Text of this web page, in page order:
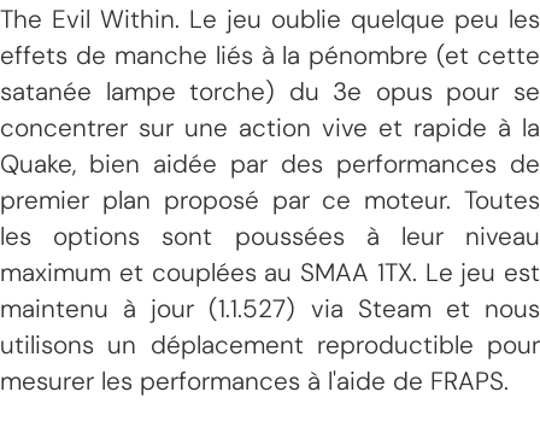
The Evil Within. Le jeu oublie quelque peu les
effets de manche liés à la pénombre (et cette
satanée lampe torche) du 3e opus pour se
concentrer sur une action vive et rapide à la
Quake, bien aidée par des performances de
premier plan proposé par ce moteur. Toutes
les options sont poussées à leur niveau
maximum et couplées au SMAA 1TX. Le jeu est
maintenu à jour (1.1.527) via Steam et nous
utilisons un déplacement reproductible pour
mesurer les performances à l'aide de FRAPS.